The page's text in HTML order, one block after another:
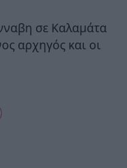
σε Καλαμάτα
αρχηγός και οι